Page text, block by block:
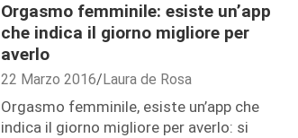
Orgasmo femminile: esiste un’app
che indica il giorno migliore per
averlo
22 Marzo 2016 Laura de Rosa
Orgasmo femminile, esiste un’app che
indica il giorno migliore per averlo: si